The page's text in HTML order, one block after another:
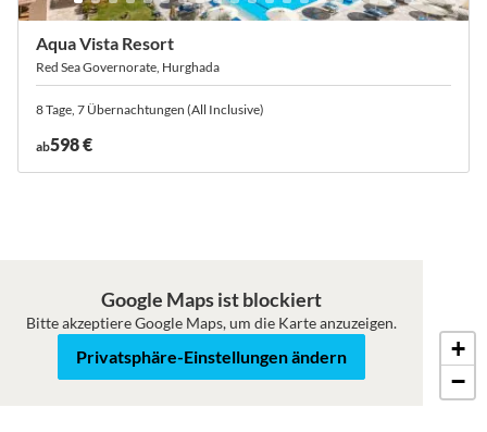
Aqua Vista Resort
Red Sea Governorate, Hurghada
8 Tage, 7 Übernachtungen (All Inclusive)
ab598 €
Karte Satellit
+
−
Google Maps ist blockiert
Bitte akzeptiere Google Maps, um die Karte anzuzeigen.
Privatsphäre-Einstellungen ändern